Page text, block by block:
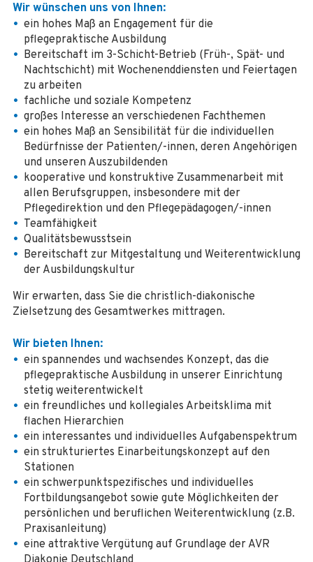
Wir wünschen uns von Ihnen:
ein hohes Maß an Engagement für die
pflegepraktische Ausbildung
Bereitschaft im 3-Schicht-Betrieb (Früh-, Spät- und
Nachtschicht) mit Wochenenddiensten und Feiertagen
zu arbeiten
fachliche und soziale Kompetenz
großes Interesse an verschiedenen Fachthemen
ein hohes Maß an Sensibilität für die individuellen
Bedürfnisse der Patienten/-innen, deren Angehörigen
und unseren Auszubildenden
kooperative und konstruktive Zusammenarbeit mit
allen Berufsgruppen, insbesondere mit der
Pflegedirektion und den Pflegepädagogen/-innen
Teamfähigkeit
Qualitätsbewusstsein
Bereitschaft zur Mitgestaltung und Weiterentwicklung
der Ausbildungskultur
Wir erwarten, dass Sie die christlich-diakonische
Zielsetzung des Gesamtwerkes mittragen.
Wir bieten Ihnen:
ein spannendes und wachsendes Konzept, das die
pflegepraktische Ausbildung in unserer Einrichtung
stetig weiterentwickelt
ein freundliches und kollegiales Arbeitsklima mit
flachen Hierarchien
ein interessantes und individuelles Aufgabenspektrum
ein strukturiertes Einarbeitungskonzept auf den
Stationen
ein schwerpunktspezifisches und individuelles
Fortbildungsangebot sowie gute Möglichkeiten der
persönlichen und beruflichen Weiterentwicklung (z.B.
Praxisanleitung)
eine attraktive Vergütung auf Grundlage der AVR